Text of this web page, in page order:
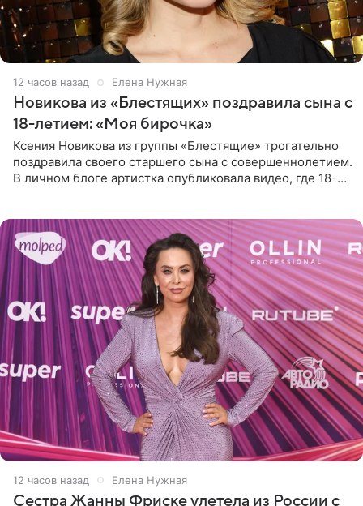
12 часов назад Елена Нужная
Новикова из «Блестящих» поздравила сына с
18-летием: «Моя бирочка»
Ксения Новикова из группы «Блестящие» трогательно
поздравила своего старшего сына с совершеннолетием.
В личном блоге артистка опубликовала видео, где 18-
12 часов назад Елена Нужная
Сестра Жанны Фриске улетела из России с